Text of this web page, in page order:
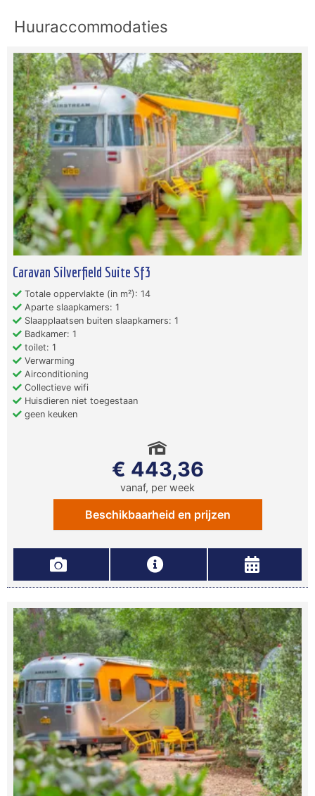
Huuraccommodaties
Caravan Silverfield Suite Sf3
Totale oppervlakte (in m²): 14
Aparte slaapkamers: 1
Slaapplaatsen buiten slaapkamers: 1
Badkamer: 1
toilet: 1
Verwarming
Airconditioning
Collectieve wifi
Huisdieren niet toegestaan
geen keuken
€ 443,36
vanaf, per week
Beschikbaarheid en prijzen